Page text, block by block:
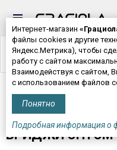
Интернет-магазин
файлы cookies и другие
Яндекс.Метрика), чтобы
работу с сайтом
Взаимодействуя с сайтом,
с использованием файлов
Понятно
Подробная информация о
Главная>Детская одежда
ДЕТСКИЕ
БРИДЖИ ОПТОМ